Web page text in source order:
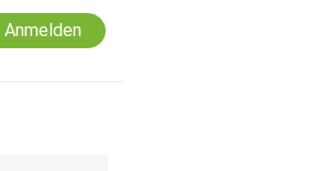
Anmelden